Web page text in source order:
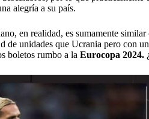
alegría a su país.
en realidad, es sumamente
de unidades que Ucrania pero con
boletos rumbo a la Eurocopa 2024.